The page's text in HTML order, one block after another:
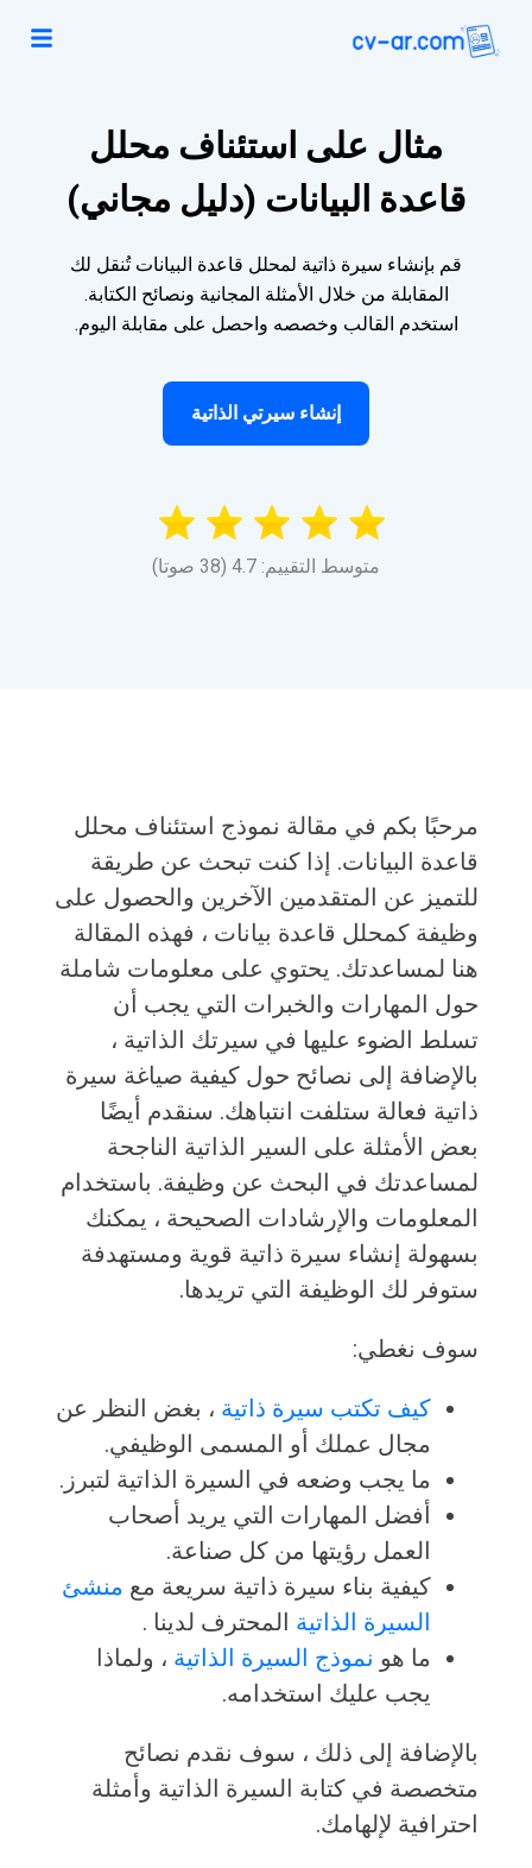
مثال على استئناف محلل
قاعدة البيانات (دليل مجاني)
قم بإنشاء سيرة ذاتية لمحلل قاعدة البيانات تُنقل لك
المقابلة من خلال الأمثلة المجانية ونصائح الكتابة.
استخدم القالب وخصصه واحصل على مقابلة اليوم.
إنشاء سيرتي الذاتية
متوسط التقييم: 4.7 (38 صوتا)
مرحبًا بكم في مقالة نموذج استئناف محلل
قاعدة البيانات. إذا كنت تبحث عن طريقة
للتميز عن المتقدمين الآخرين والحصول على
وظيفة كمحلل قاعدة بيانات ، فهذه المقالة
هنا لمساعدتك. يحتوي على معلومات شاملة
حول المهارات والخبرات التي يجب أن
تسلط الضوء عليها في سيرتك الذاتية ،
بالإضافة إلى نصائح حول كيفية صياغة سيرة
ذاتية فعالة ستلفت انتباهك. سنقدم أيضًا
بعض الأمثلة على السير الذاتية الناجحة
لمساعدتك في البحث عن وظيفة. باستخدام
المعلومات والإرشادات الصحيحة ، يمكنك
بسهولة إنشاء سيرة ذاتية قوية ومستهدفة
ستوفر لك الوظيفة التي تريدها.
سوف نغطي:
كيف تكتب سيرة ذاتية ، بغض النظر عن
مجال عملك أو المسمى الوظيفي.
ما يجب وضعه في السيرة الذاتية لتبرز.
أفضل المهارات التي يريد أصحاب
العمل رؤيتها من كل صناعة.
كيفية بناء سيرة ذاتية سريعة مع منشئ
السيرة الذاتية المحترف لدينا .
ما هو نموذج السيرة الذاتية ، ولماذا
يجب عليك استخدامه.
بالإضافة إلى ذلك ، سوف نقدم نصائح
متخصصة في كتابة السيرة الذاتية وأمثلة
احترافية لإلهامك.